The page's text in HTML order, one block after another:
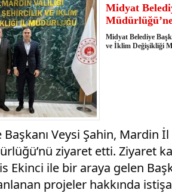
kumardır
18:06- MARSU, Kabala Mahallesi'nin Yaklaşık 40
18:14- VEFAT • Mehmet Ata Baştuğ
13:14- Mardin’de yangına müdahale eden itfaiye
13:13- Başkan Genç, Şırnak'ta dönel kavşak çağrısını
13:07
- Bakan Memişoğlu: 500 yataklı hastanemizi
13:06- Bitlis'te bir kişinin hayatını kaybettiği husumet
13:05
- Öter: Çiftçinin kullandığı mazot, gübre ve
13:03 - Batman Üniversitesinin 2026 YKS kontenjanı
Midyat
Midyat Belediye
ve İklim Değişikliği
Veysi Şahin, Mardin
ziyaret etti. Ziyaret
Ekinci ile bir araya gelen
projeler hakkında